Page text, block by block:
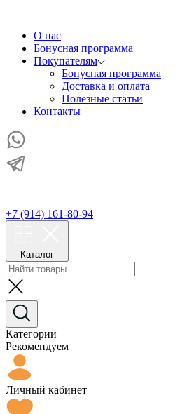
О нас
Бонусная программа
Покупателям
Бонусная программа
Доставка и оплата
Полезные статьи
Контакты
+7 (914) 161-80-94
Каталог
Категории
Рекомендуем
Личный кабинет